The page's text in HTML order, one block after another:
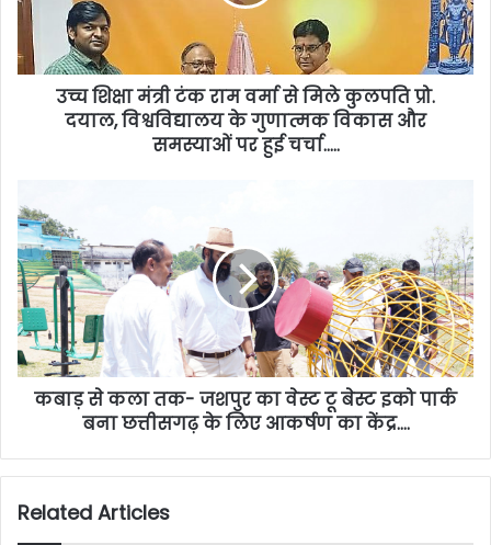
उच्च शिक्षा मंत्री टंक राम वर्मा से मिले कुलपति प्रो.
दयाल, विश्वविद्यालय के गुणात्मक विकास और
समस्याओं पर हुई चर्चा…..
कबाड़ से कला तक- जशपुर का वेस्ट टू बेस्ट इको पार्क
बना छत्तीसगढ़ के लिए आकर्षण का केंद्र….
Related Articles